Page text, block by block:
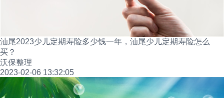
汕尾2023少儿定期寿险多少钱一年，汕尾少儿定期寿险怎么
买？
沃保整理
2023-02-06 13:32:05